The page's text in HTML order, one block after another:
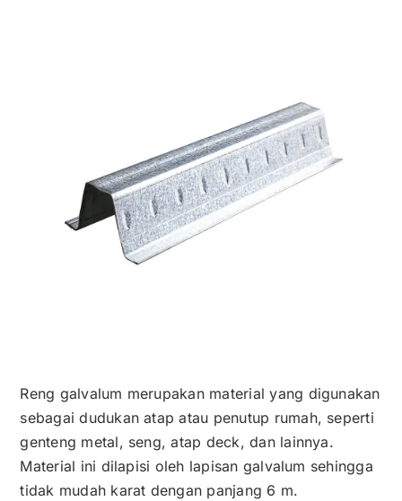
Reng galvalum merupakan material yang digunakan
sebagai dudukan atap atau penutup rumah, seperti
genteng metal, seng, atap deck, dan lainnya.
Material ini dilapisi oleh lapisan galvalum sehingga
tidak mudah karat dengan panjang 6 m.